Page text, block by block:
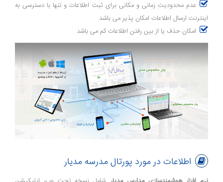
عدم محدودیت زمانی و مکانی برای ثبت اطلاعات و تنها با دسترسی به
اینترنت ارسال اطلاعات امکان پذیر می باشد
امکان حذف یا از بین رفتن اطلاعات کم می باشد
اطلاعات در مورد پورتال مدرسه مدیار